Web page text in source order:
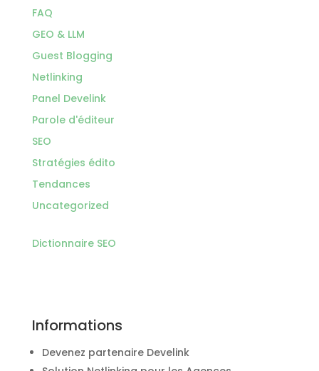
FAQ
GEO & LLM
Guest Blogging
Netlinking
Panel Develink
Parole d'éditeur
SEO
Stratégies édito
Tendances
Uncategorized
Dictionnaire SEO
Informations
Devenez partenaire Develink